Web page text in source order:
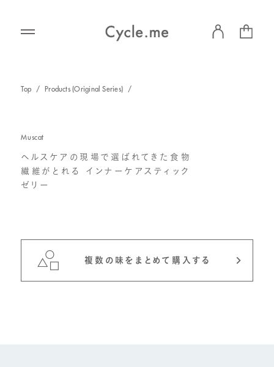
Products
News
Contact
Login / Sign Up
Top / Products (Original Series) /
Muscat
ヘルスケアの現場で選ばれてきた食物
繊維がとれる インナーケアスティック
ゼリー
複数の味をまとめて購入する